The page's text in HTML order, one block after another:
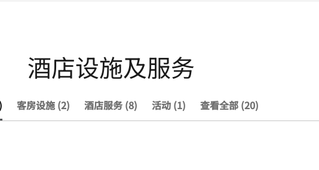
酒店设施及服务
客房设施 (2) 酒店服务 (8) 活动 (1) 查看全部 (20)